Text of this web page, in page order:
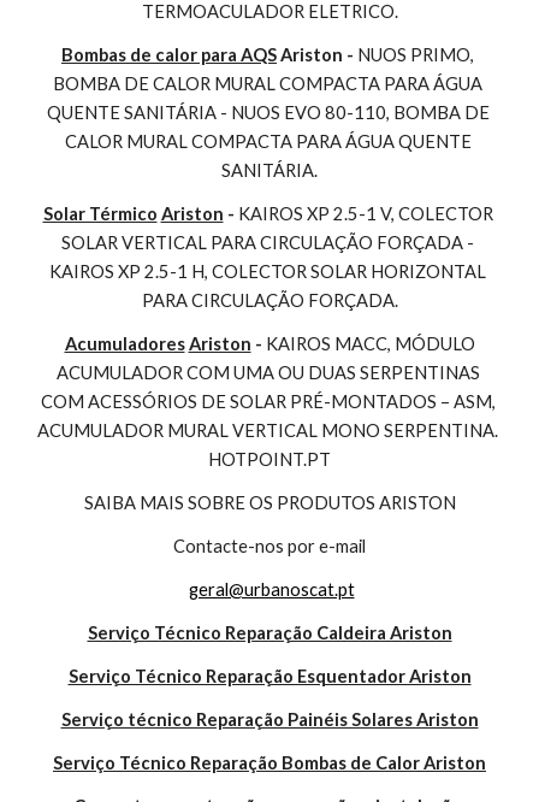
TERMOACULADOR ELETRICO.
Bombas de calor para AQS Ariston - NUOS PRIMO,
BOMBA DE CALOR MURAL COMPACTA PARA ÁGUA
QUENTE SANITÁRIA - NUOS EVO 80-110, BOMBA DE
CALOR MURAL COMPACTA PARA ÁGUA QUENTE
SANITÁRIA.
Solar Térmico Ariston - KAIROS XP 2.5-1 V, COLECTOR
SOLAR VERTICAL PARA CIRCULAÇÃO FORÇADA -
KAIROS XP 2.5-1 H, COLECTOR SOLAR HORIZONTAL
PARA CIRCULAÇÃO FORÇADA.
Acumuladores Ariston - KAIROS MACC, MÓDULO
ACUMULADOR COM UMA OU DUAS SERPENTINAS
COM ACESSÓRIOS DE SOLAR PRÉ-MONTADOS – ASM,
ACUMULADOR MURAL VERTICAL MONO SERPENTINA.
HOTPOINT.PT
SAIBA MAIS SOBRE OS PRODUTOS ARISTON
Contacte-nos por e-mail
geral@urbanoscat.pt
Serviço Técnico Reparação Caldeira Ariston
Serviço Técnico Reparação Esquentador Ariston
Serviço técnico Reparação Painéis Solares Ariston
Serviço Técnico Reparação Bombas de Calor Ariston